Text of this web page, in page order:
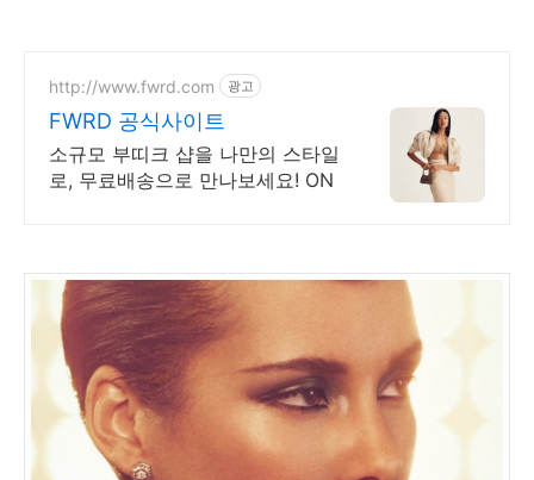
http://www.fwrd.com 광고
FWRD 공식사이트
소규모 부띠크 샵을 나만의 스타일
로, 무료배송으로 만나보세요! ON